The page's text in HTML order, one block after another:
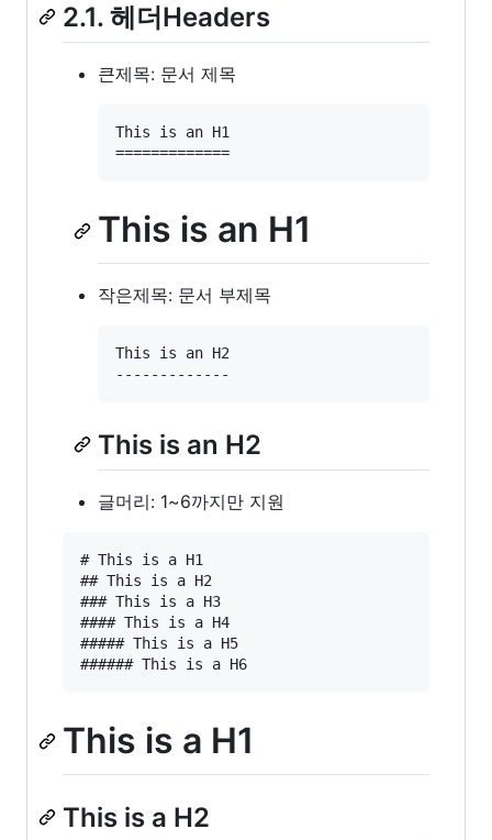
2.1. 헤더Headers
큰제목: 문서 제목
This is an H1
This is an H1
작은제목: 문서 부제목
This is an H2
This is an H2
글머리: 1~6까지만 지원
# This is a H1
## This is a H2
### This is a H3
#### This is a H4
##### This is a H5
This is a H1
This is a H2